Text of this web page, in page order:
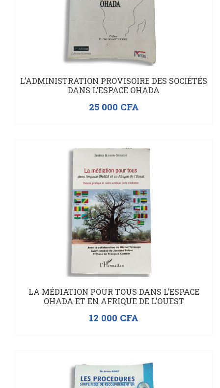
L’ADMINISTRATION PROVISOIRE DES SOCIÉTÉS
DANS L’ESPACE OHADA
25 000 CFA
LA MÉDIATION POUR TOUS DANS L’ESPACE
OHADA ET EN AFRIQUE DE L’OUEST
12 000 CFA